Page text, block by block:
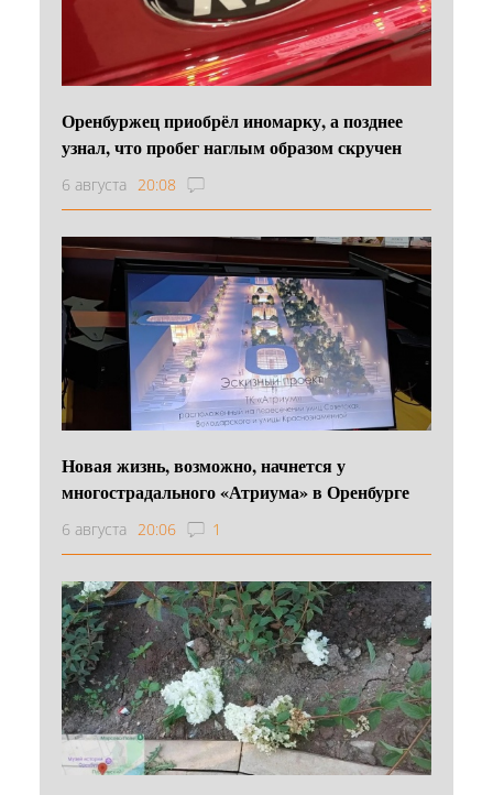
Оренбуржец приобрёл иномарку, а позднее
узнал, что пробег наглым образом скручен
6 августа 20:08
Новая жизнь, возможно, начнется у
многострадального «Атриума» в Оренбурге
6 августа 20:06 1